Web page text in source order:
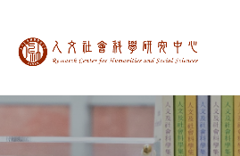
中央研究院
:::